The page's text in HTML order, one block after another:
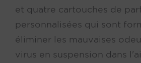
et quatre cartouches de
personnalisées qui sont
éliminer les mauvaises
virus en suspension dans